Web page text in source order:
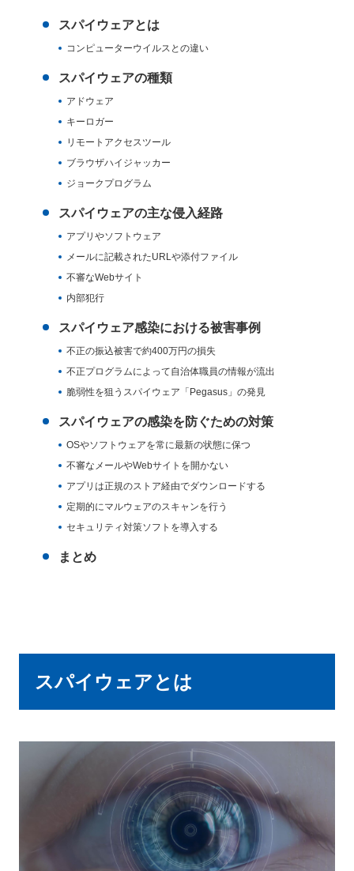
スパイウェアとは
コンピューターウイルスとの違い
スパイウェアの種類
アドウェア
キーロガー
リモートアクセスツール
ブラウザハイジャッカー
ジョークプログラム
スパイウェアの主な侵入経路
アプリやソフトウェア
メールに記載されたURLや添付ファイル
不審なWebサイト
内部犯行
スパイウェア感染における被害事例
不正の振込被害で約400万円の損失
不正プログラムによって自治体職員の情報が流出
脆弱性を狙うスパイウェア「Pegasus」の発見
スパイウェアの感染を防ぐための対策
OSやソフトウェアを常に最新の状態に保つ
不審なメールやWebサイトを開かない
アプリは正規のストア経由でダウンロードする
定期的にマルウェアのスキャンを行う
セキュリティ対策ソフトを導入する
まとめ
スパイウェアとは